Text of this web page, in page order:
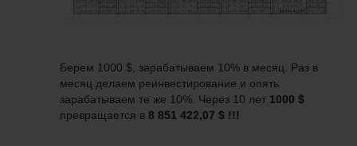
Берем 1000 $, зарабатываем 10% в месяц. Раз в
месяц делаем реинвестирование и опять
зарабатываем те же 10%. Через 10 лет 1000 $
превращается в 8 851 422,07 $ !!!